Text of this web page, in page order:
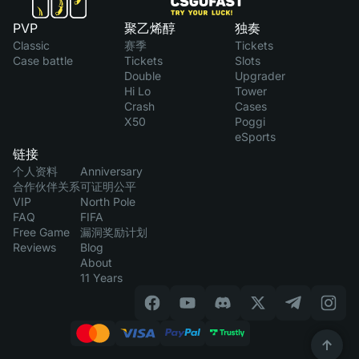
PVP
Classic
Case battle
聚乙烯醇
赛季
Tickets
Double
Hi Lo
Crash
X50
独奏
Tickets
Slots
Upgrader
Tower
Cases
Poggi
eSports
链接
个人资料
合作伙伴关系
VIP
FAQ
Free Game
Reviews
Anniversary
可证明公平
North Pole
FIFA
漏洞奖励计划
Blog
About
11 Years